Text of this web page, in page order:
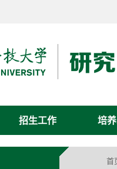
招生工作 培
首